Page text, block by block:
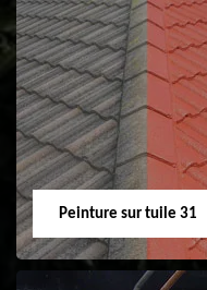
Nettoyage et
ravalement de
façade 31
Peinture sur tuile 31